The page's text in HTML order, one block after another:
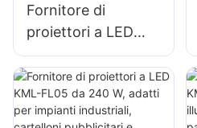
Fornitore di
proiettori a LED
KML-FL05 da 150
W per
l'illuminazione di
parcheggi e aree di